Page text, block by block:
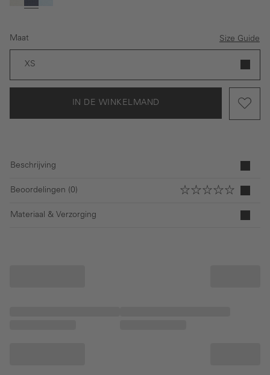
WitDonkerblauw
Maat Size Guide
XS
IN DE WINKELMAND
Beschrijving
Beoordelingen (0)
Materiaal & Verzorging